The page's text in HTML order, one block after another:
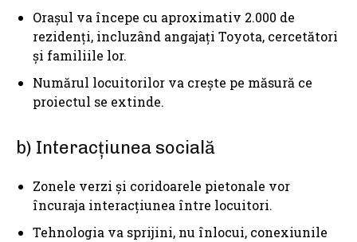
Orașul va începe cu aproximativ 2.000 de
rezidenți, incluzând angajați Toyota, cercetători
și familiile lor.
Numărul locuitorilor va crește pe măsură ce
proiectul se extinde.
b) Interacțiunea socială
Zonele verzi și coridoarele pietonale vor
încuraja interacțiunea între locuitori.
Tehnologia va sprijini, nu înlocui, conexiunile